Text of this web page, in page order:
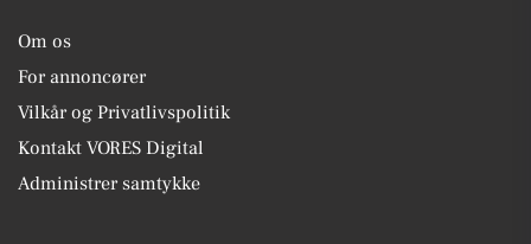
Om os
For annoncører
Vilkår og Privatlivspolitik
Kontakt VORES Digital
Administrer samtykke